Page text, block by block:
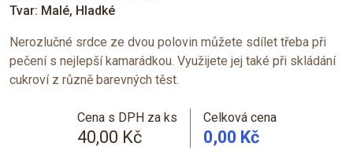
Tvar: Malé, Hladké
Nerozlučné srdce ze dvou polovin můžete sdílet třeba při
pečení s nejlepší kamarádkou. Využijete jej také při skládání
cukroví z různě barevných těst.
Cena s DPH za ks
40,00 Kč
Celková cena
0,00 Kč